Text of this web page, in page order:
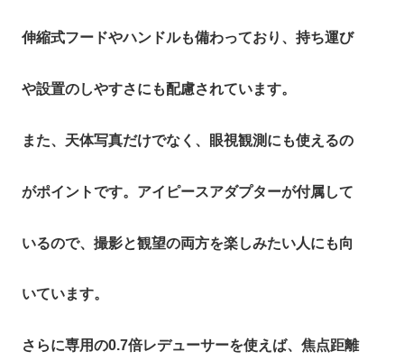
伸縮式フードやハンドルも備わっており、持ち運び
や設置のしやすさにも配慮されています。
また、天体写真だけでなく、眼視観測にも使えるの
がポイントです。アイピースアダプターが付属して
いるので、撮影と観望の両方を楽しみたい人にも向
いています。
さらに専用の0.7倍レデューサーを使えば、焦点距離